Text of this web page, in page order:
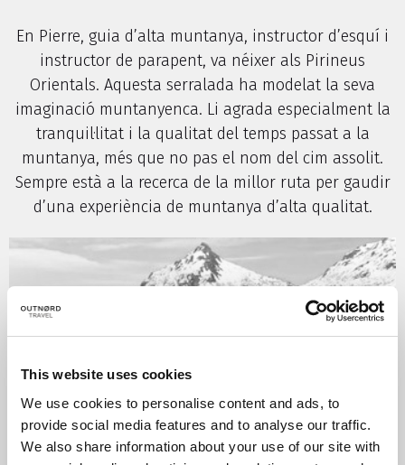
This website uses cookies
We use cookies to personalise content and ads, to
provide social media features and to analyse our traffic.
We also share information about your use of our site with
En Pierre, guia d’alta muntanya, instructor d’esquí i
instructor de parapent, va néixer als Pirineus
Orientals. Aquesta serralada ha modelat la seva
imaginació muntanyenca. Li agrada especialment la
tranquil·litat i la qualitat del temps passat a la
muntanya, més que no pas el nom del cim assolit.
Sempre està a la recerca de la millor ruta per gaudir
d’una experiència de muntanya d’alta qualitat.